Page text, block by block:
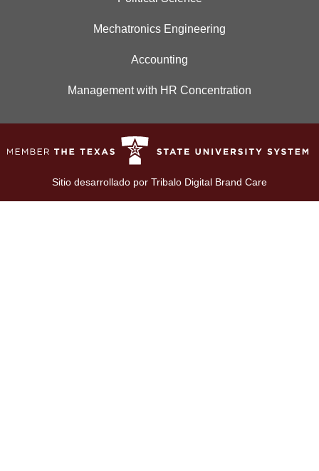
Mechatronics Engineering
Accounting
Management with HR Concentration
Sitio desarrollado por Tribalo Digital Brand Care